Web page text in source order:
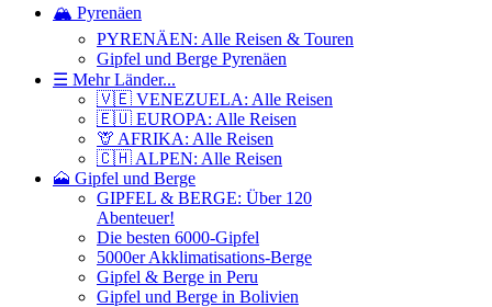
🏔️ Pyrenäen
PYRENÄEN: Alle Reisen & Touren
Gipfel und Berge Pyrenäen
☰ Mehr Länder...
🇻🇪 VENEZUELA: Alle Reisen
🇪🇺 EUROPA: Alle Reisen
🦒 AFRIKA: Alle Reisen
🇨🇭 ALPEN: Alle Reisen
🗻 Gipfel und Berge
GIPFEL & BERGE: Über 120
Abenteuer!
Die besten 6000-Gipfel
5000er Akklimatisations-Berge
Gipfel & Berge in Peru
Gipfel und Berge in Bolivien